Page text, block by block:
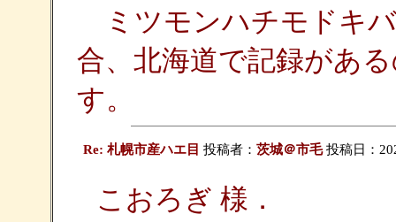
ミツモンハチモドキ
合、北海道で記録があ
す。
Re: 札幌市産ハエ目 投稿者： 茨城＠市毛投稿日：
こおろぎ 様．